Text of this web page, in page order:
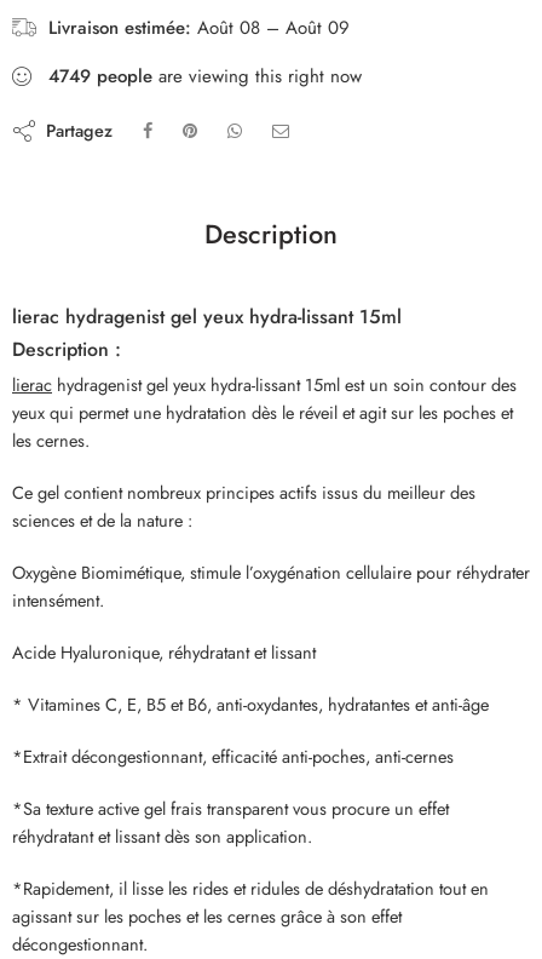
Livraison estimée: Août 08 – Août 09
4749 people are viewing this right now
Partagez
Description
lierac hydragenist gel yeux hydra-lissant 15ml
Description :
lierac hydragenist gel yeux hydra-lissant 15ml est un soin contour des
yeux qui permet une hydratation dès le réveil et agit sur les poches et
les cernes.
Ce gel contient nombreux principes actifs issus du meilleur des
sciences et de la nature :
Oxygène Biomimétique, stimule l’oxygénation cellulaire pour réhydrater
intensément.
Acide Hyaluronique, réhydratant et lissant
* Vitamines C, E, B5 et B6, anti-oxydantes, hydratantes et anti-âge
*Extrait décongestionnant, efficacité anti-poches, anti-cernes
*Sa texture active gel frais transparent vous procure un effet
réhydratant et lissant dès son application.
*Rapidement, il lisse les rides et ridules de déshydratation tout en
agissant sur les poches et les cernes grâce à son effet
décongestionnant.